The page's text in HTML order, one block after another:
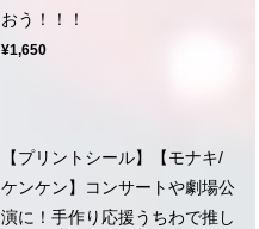
おう！！！
¥1,650
【プリントシール】【モナキ/
ケンケン】コンサートや劇場公
演に！手作り応援うちわで推し